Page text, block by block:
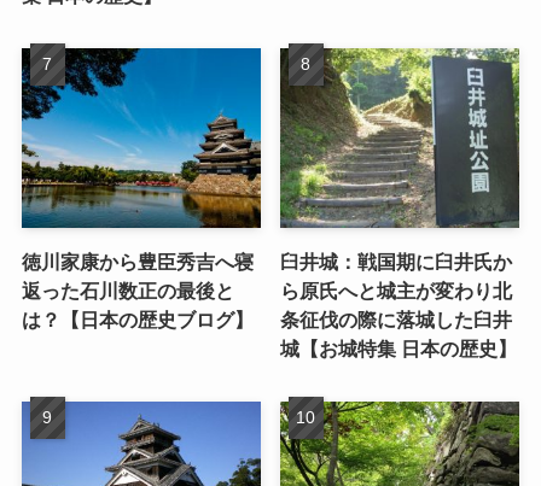
徳川家康から豊臣秀吉へ寝
返った石川数正の最後と
は？【日本の歴史ブログ】
臼井城：戦国期に臼井氏か
ら原氏へと城主が変わり北
条征伐の際に落城した臼井
城【お城特集 日本の歴史】